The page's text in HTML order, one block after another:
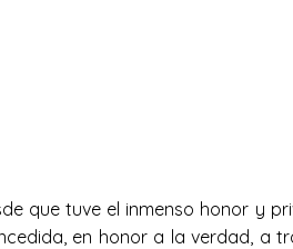
que tuve el inmenso honor y
en honor a la verdad, a